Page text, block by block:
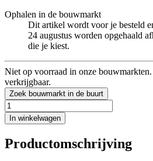
Ophalen in de bouwmarkt
Dit artikel wordt voor je besteld
24 augustus worden opgehaald
die je kiest.
Niet op voorraad in onze
verkrijgbaar.
Zoek bouwmarkt in de buurt
In winkelwagen
Productomschrijving